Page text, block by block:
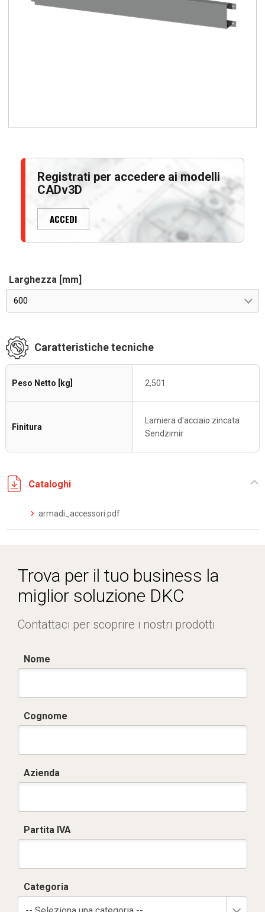
Registrati per accedere ai modelli
CADv3D
ACCEDI
Larghezza [mm]
600
Caratteristiche tecniche
Peso Netto [kg] 2,501
Finitura
Lamiera d'acciaio zincata
Sendzimir
Cataloghi
armadi_accessori.pdf
Trova per il tuo business la
miglior soluzione DKC
Contattaci per scoprire i nostri prodotti
Nome
Cognome
Azienda
Partita IVA
Categoria